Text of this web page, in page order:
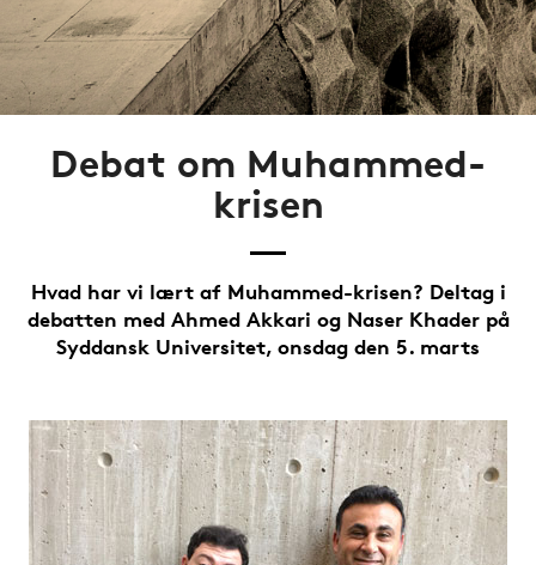
Debat om Muhammed-
krisen
Hvad har vi lært af Muhammed-krisen? Deltag i
debatten med Ahmed Akkari og Naser Khader på
Syddansk Universitet, onsdag den 5. marts